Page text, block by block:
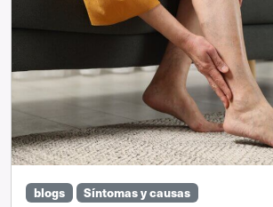
blogs Síntomas y causas